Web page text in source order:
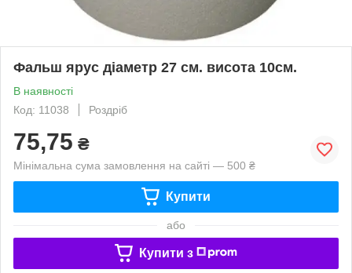
Фальш ярус діаметр 27 см. висота 10см.
В наявності
Код: 11038
Роздріб
75,75 ₴
Мінімальна сума замовлення на сайті — 500 ₴
Купити
або
Купити з